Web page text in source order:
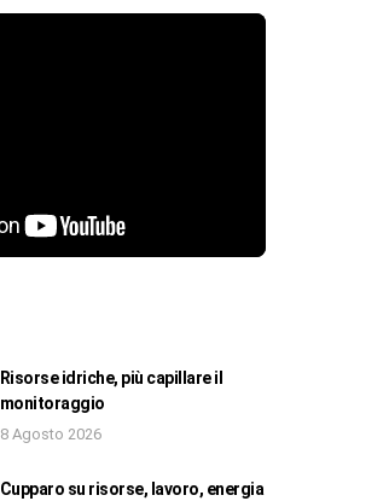
Risorse idriche, più capillare il
monitoraggio
8 Agosto 2026
Cupparo su risorse, lavoro, energia